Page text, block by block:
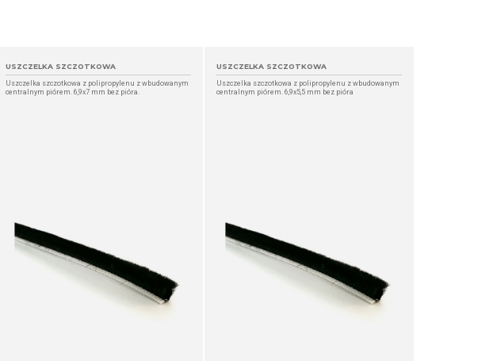
USZCZELKA SZCZOTKOWA
Uszczelka szczotkowa z polipropylenu z wbudowanym
centralnym piórem. 6,9x7 mm bez pióra.
USZCZELKA SZCZOTKOWA
Uszczelka szczotkowa z polipropylenu z wbudowanym
centralnym piórem. 6,9x5,5 mm bez pióra